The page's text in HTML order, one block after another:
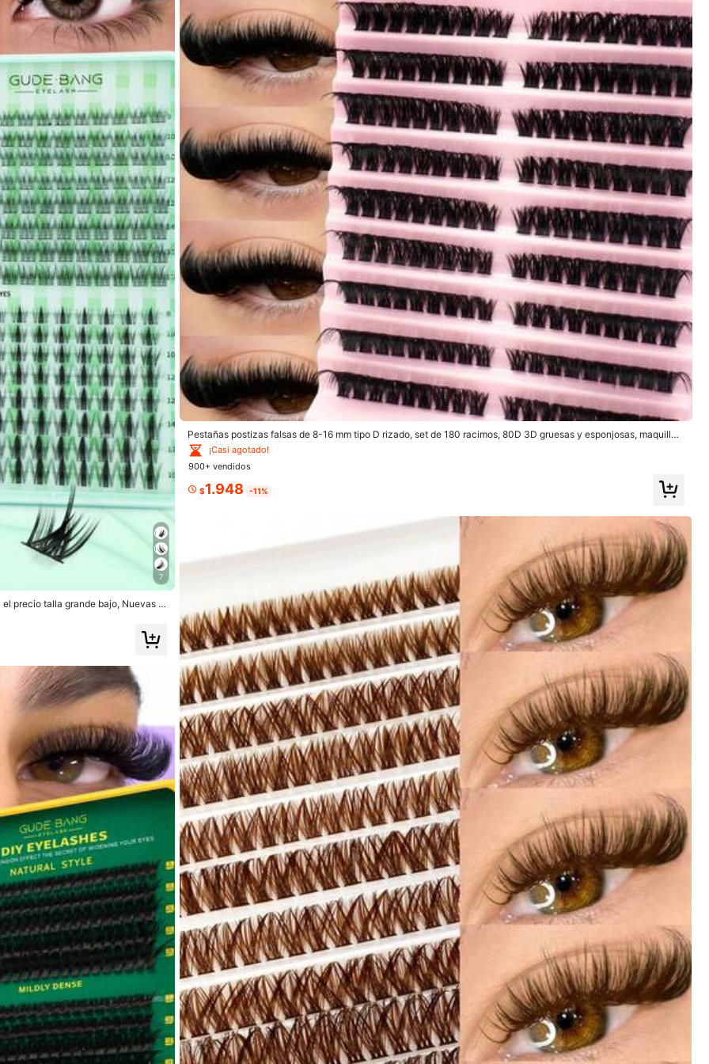
Útil (0)
Sintética
Poliéster
Ver más
Seguir
Establecido hace 1 año
bonito (9999+) bonitas pestañas (9999+) parece natural (9999+)
Electrodomésticos Joyas & Relojes Accesorios de Vestir Bolsos y Equipaje Zapatos
7
precio talla grande bajo, Nuevas p
Extensiones de pestaña
en casa, Estético
Pestañas postizas falsas de 8-16 mm tipo D rizado, set de 180 racimos, 80D 3D gruesas y esponjosas, maquillaj
e de efecto de pestañas de visón reutilizables, producto de belleza
¡Casi agotado!
900+ vendidos
$1.948 -11%